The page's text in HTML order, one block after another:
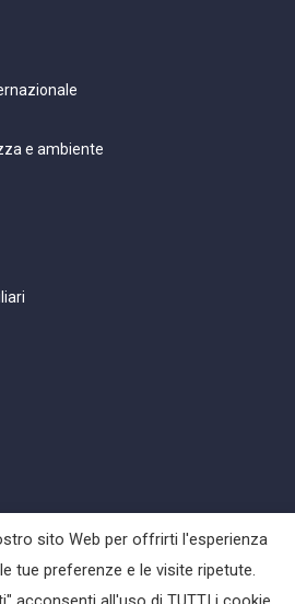
e ambiente
sito Web per offrirti l'esperienza
tue preferenze e le visite ripetute.